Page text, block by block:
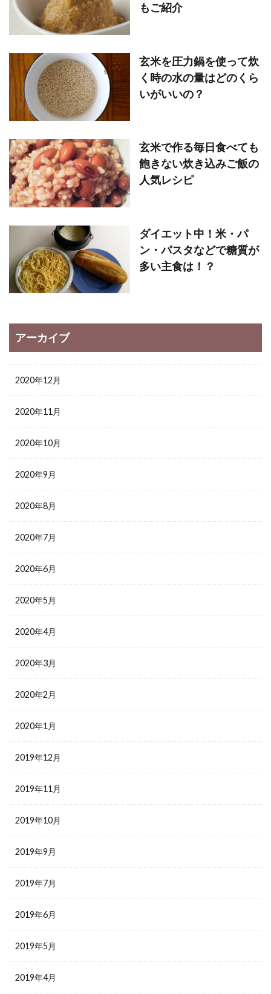
もご紹介
玄米を圧力鍋を使って炊
く時の水の量はどのくら
いがいいの？
玄米で作る毎日食べても
飽きない炊き込みご飯の
人気レシピ
ダイエット中！米・パ
ン・パスタなどで糖質が
多い主食は！？
アーカイブ
2020年12月
2020年11月
2020年10月
2020年9月
2020年8月
2020年7月
2020年6月
2020年5月
2020年4月
2020年3月
2020年2月
2020年1月
2019年12月
2019年11月
2019年10月
2019年9月
2019年7月
2019年6月
2019年5月
2019年4月